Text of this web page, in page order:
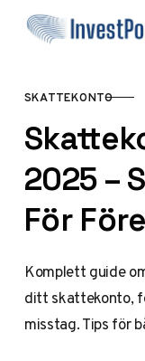
Hoppa till innehåll
KATEGORI
SKATTEKONTO
2025 –
För
Komplett guide
ditt skattekonto,
misstag. Tips för